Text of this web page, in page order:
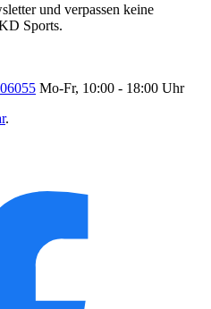
und verpassen keine
Sports.
Mo-Fr, 10:00 - 18:00 Uhr
.